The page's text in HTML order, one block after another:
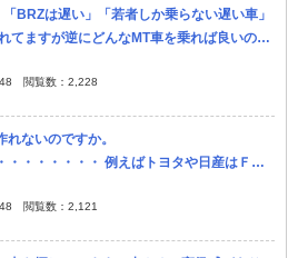
BRZは遅い」「若者しか乗らない遅い車」
てますが逆にどんなMT車を乗れば良いので
てすぐ車乗りたいってなった時に金欠の...
48 閲覧数： 2,228
ないのですか。
・・・・・・・ 例えばトヨタや日産はＦＲ
ルもＢＲＺを作っていますが。 マツダもロ
すが。 なぜ
48 閲覧数： 2,121